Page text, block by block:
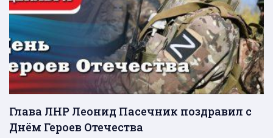
Глава ЛНР Леонид Пасечник поздравил с
Днём Героев Отечества